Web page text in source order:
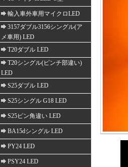
輸入車外車用マイクロLED
3157ダブル3156シングル(ア
メ車用) LED
T20ダブル LED
T20シングル(ピンチ部違い)
LED
S25ダブル LED
S25シングル G18 LED
S25ピン角違い LED
BA15dシングル LED
PY24 LED
PSY24 LED